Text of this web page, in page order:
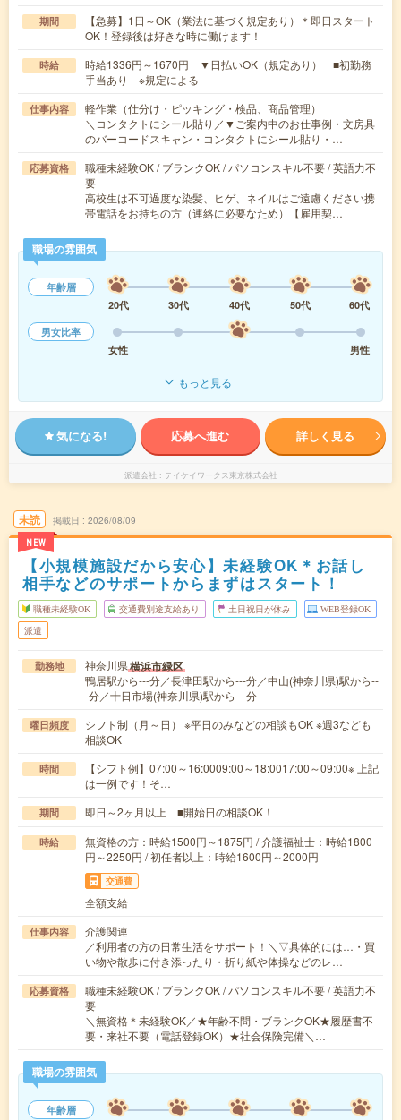
期間
【急募】1日～OK（業法に基づく規定あり）＊即日スタート
OK！登録後は好きな時に働けます！
時給
時給1336円～1670円 ▼日払いOK（規定あり） ■初勤務
手当あり ※規定による
仕事内容
軽作業（仕分け・ピッキング・検品、商品管理）
＼コンタクトにシール貼り／▼ご案内中のお仕事例・文房具
のバーコードスキャン・コンタクトにシール貼り・…
応募資格
職種未経験OK / ブランクOK / パソコンスキル不要 / 英語力不
要
高校生は不可過度な染髪、ヒゲ、ネイルはご遠慮ください携
帯電話をお持ちの方（連絡に必要なため）【雇用契…
職場の雰囲気
年齢層
20代
30代 40代 50代
60代
男女比率
女性
男性
もっと見る
気になる! 応募へ進む 詳しく見る
派遣会社 テイケイワークス東京株式会社
未読
NEW
掲載日 2026/08/09
【小規模施設だから安心】未経験OK＊お話し
相手などのサポートからまずはスタート！
職種未経験OK 交通費別途支給あり 土日祝日が休み WEB登録OK
派遣
勤務地 神奈川県横浜市緑区
鴨居駅から---分／長津田駅から---分／中山(神奈川県)駅から--
-分／十日市場(神奈川県)駅から---分
曜日頻度
シフト制（月～日） ※平日のみなどの相談もOK ※週3なども
相談OK
時間
【シフト例】07:00～16:0009:00～18:0017:00～09:00※ 上記
は一例です！そ…
期間 即日～2ヶ月以上 ■開始日の相談OK！
時給
無資格の方：時給1500円～1875円 / 介護福祉士：時給1800
円～2250円 / 初任者以上：時給1600円～2000円
交通費
全額支給
仕事内容
介護関連
／利用者の方の日常生活をサポート！＼▽具体的には…・買
い物や散歩に付き添ったり・折り紙や体操などのレ…
応募資格
職種未経験OK / ブランクOK / パソコンスキル不要 / 英語力不
要
＼無資格＊未経験OK／★年齢不問・ブランクOK★履歴書不
要・来社不要（電話登録OK）★社会保険完備＼…
職場の雰囲気
年齢層